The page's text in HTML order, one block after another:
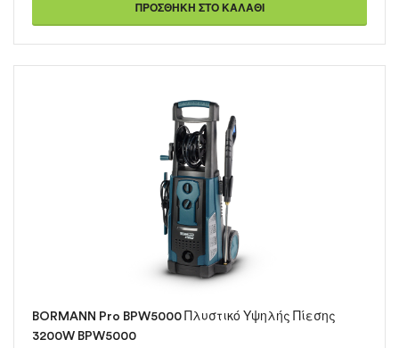
ΠΡΟΣΘΉΚΗ ΣΤΟ ΚΑΛΆΘΙ
BORMANN Pro BPW5000 Πλυστικό Υψηλής Πίεσης
3200W BPW5000